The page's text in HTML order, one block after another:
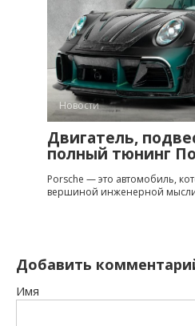
Новости
Двигатель,
полный тюнинг
Porsche — это автомобиль,
вершиной инженерной
Добавить
Имя